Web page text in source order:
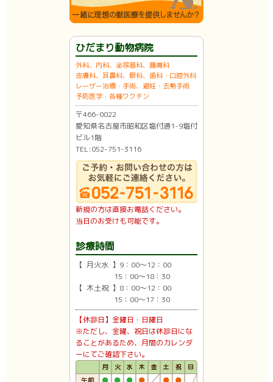
ひだまり動物病院
外科、内科、泌尿器科、腫瘍科
皮膚科、耳鼻科、眼科、歯科・口腔外科
レーザー治療・手術、避妊・去勢手術
予防医学・各種ワクチン
〒466-0022
愛知県名古屋市昭和区塩付通1-9塩付
ビル1階
TEL:052-751-3116
新規の方は直接お電話ください。
当日のお受けも可能です。
診療時間
【 月火水 】9：00〜12：00
15：00〜18：30
【 木土祝 】8：00〜12：00
15：00〜17：30
【休診日】金曜日・日曜日
※ただし、金曜、祝日は休診日にな
ることがあるため、月間のカレンダ
ーにてご確認下さい。